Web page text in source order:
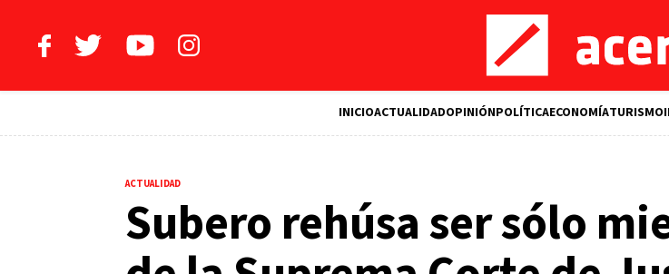
INICIOACTUALIDADOPINIÓNPOLÍTICAECONOMÍATURISMO
ACTUALIDAD
Subero rehúsa ser sólo